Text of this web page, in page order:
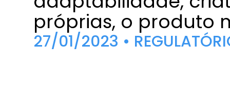
próprias, o produto
27/01/2023 •